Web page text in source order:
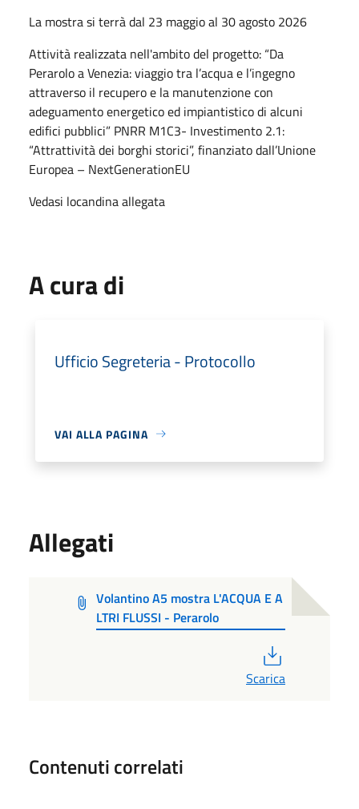
La mostra si terrà dal 23 maggio al 30 agosto 2026
Attività realizzata nell'ambito del progetto: “Da
Perarolo a Venezia: viaggio tra l’acqua e l’ingegno
attraverso il recupero e la manutenzione con
adeguamento energetico ed impiantistico di alcuni
edifici pubblici” PNRR M1C3- Investimento 2.1:
“Attrattività dei borghi storici”, finanziato dall’Unione
Europea – NextGenerationEU
Vedasi locandina allegata
A cura di
Ufficio Segreteria - Protocollo
VAI ALLA PAGINA
Allegati
Volantino A5 mostra L'ACQUA E A
LTRI FLUSSI - Perarolo
Scarica
Contenuti correlati